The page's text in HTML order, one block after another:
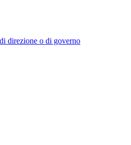
direzione o di governo